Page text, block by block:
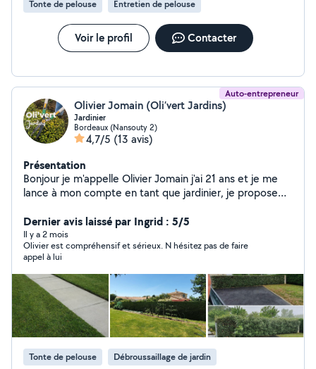
Tonte de pelouse Entretien de pelouse
Voir le profil Contacter
Auto-entrepreneur
Olivier Jomain (Oli’vert Jardins)
Jardinier
Bordeaux (Nansouty 2)
4,7/5 (13 avis)
Présentation
Bonjour je m'appelle Olivier Jomain j'ai 21 ans et je me
lance à mon compte en tant que jardinier, je propose
taille de haie propre, petit abattage et évacuations des
déchets verts. disponible rapidement
Dernier avis laissé par Ingrid : 5/5
Il y a 2 mois
Olivier est compréhensif et sérieux. N hésitez pas de faire
appel à lui
Tonte de pelouse Débroussaillage de jardin